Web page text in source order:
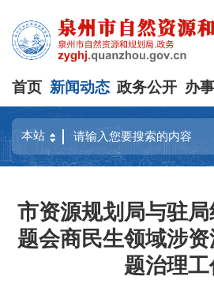
首页 新闻动态 政务公开 办
市资源规划局与驻
题会商民生领域涉
题治理工